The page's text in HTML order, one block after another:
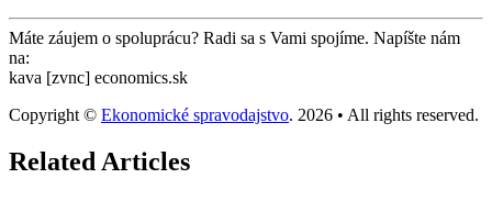
Máte záujem o spoluprácu? Radi sa s Vami spojíme. Napíšte nám
na:
kava [zvnc] economics.sk
Copyright © Ekonomické spravodajstvo. 2026 • All rights reserved.
Related Articles